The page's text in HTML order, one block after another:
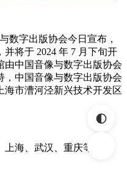
数字出版协会今日宣布，
将于 2024 年 7 月下旬开
由中国音像与数字出版协会
，中国音像与数字出版协会
海市漕河泾新兴技术开发区